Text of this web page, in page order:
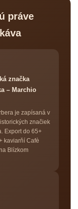
práve
značka
– Marchio
je zapísaná v
značiek
Export do 65+
kaviarňí Cafè
Blízkom